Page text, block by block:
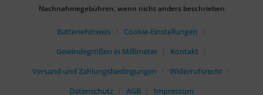
Nachnahmegebühren, wenn nicht anders beschrieben
Batteriehinweis
Cookie-Einstellungen
Gewindegrößen in Millimeter
Kontakt
Versand und Zahlungsbedingungen
Widerrufsrecht
Datenschutz
AGB Impressum